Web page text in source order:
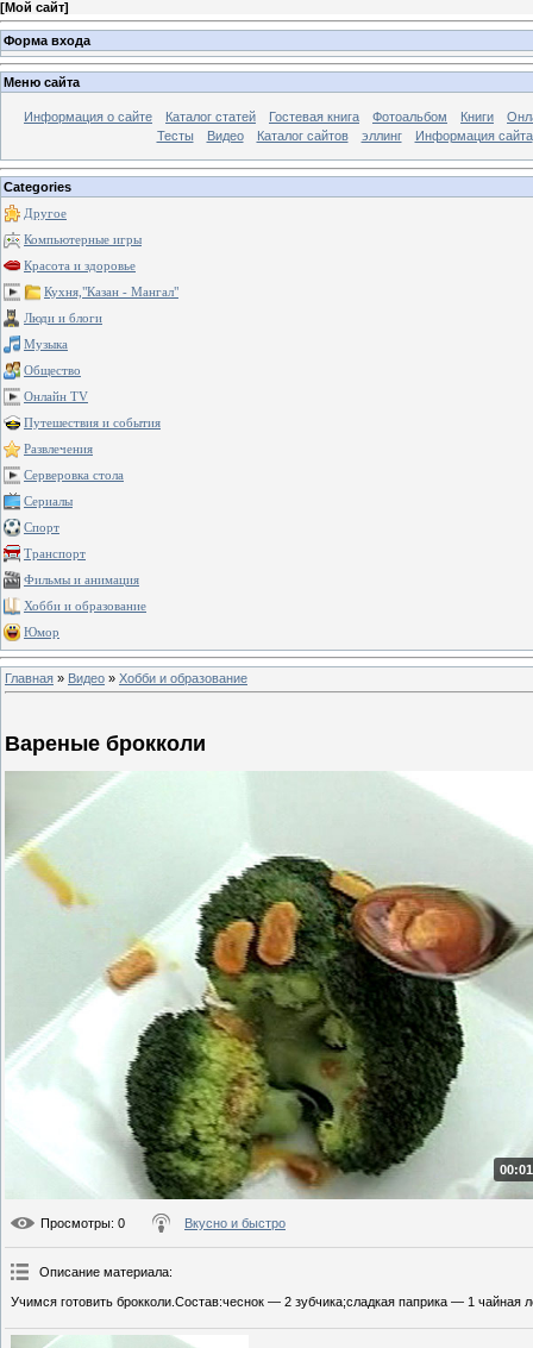
[Мой сайт]
Форма входа
Меню сайта
Информация о сайте Каталог статей Гостевая книга Фотоальбом Книги
Тесты
Видео Каталог сайтов эллинг Информация сайта
Categories
Другое
Компьютерные игры
Красота и здоровье
Кухня,"Казан - Мангал"
Люди и блоги
Музыка
Общество
Онлайн TV
Путешествия и события
Развлечения
Серверовка стола
Сериалы
Спорт
Транспорт
Фильмы и анимация
Хобби и образование
Юмор
Главная » Видео » Хобби и образование
Вареные брокколи
Просмотры: 0 Вкусно и быстро
Описание материала:
Учимся готовить брокколи.Состав:чеснок — 2 зубчика;сладкая паприка — 1